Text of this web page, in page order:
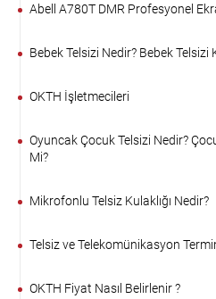
Abell A780T DMR Profesyonel
Bebek Telsizi Nedir? Bebek
OKTH İşletmecileri
Oyuncak Çocuk Telsizi Nedir?
Mi?
Mikrofonlu Telsiz Kulaklığı Nedir?
Telsiz ve Telekomünikasyon
OKTH Fiyat Nasıl Belirlenir ?